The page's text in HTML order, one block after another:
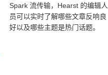
Spark 流传输，Hearst 的编辑人
员可以实时了解哪些文章反响良
好以及哪些主题是热门话题。